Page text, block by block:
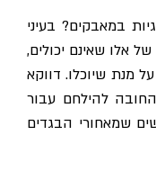
בעיני
שאינם יכולים,
שיוכלו. דווקא
להילחם עבור
הבגדים